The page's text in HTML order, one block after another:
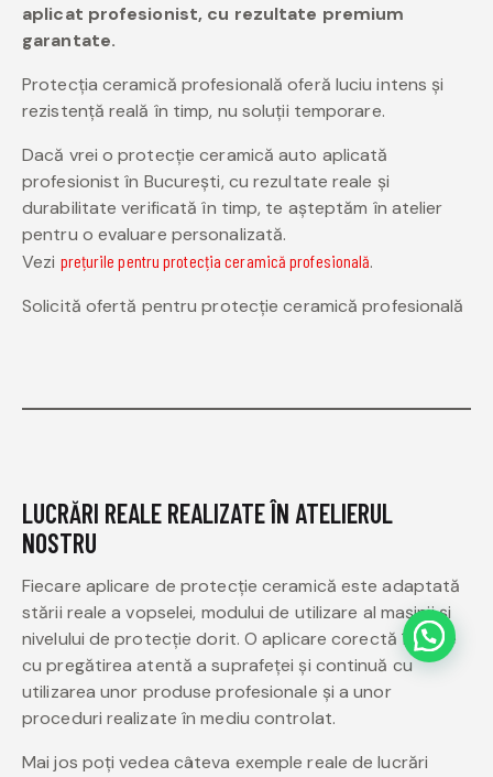
aplicat profesionist, cu rezultate premium
garantate.
Protecția ceramică profesională oferă luciu intens și
rezistență reală în timp, nu soluții temporare.
Dacă vrei o protecție ceramică auto aplicată
profesionist în București, cu rezultate reale și
durabilitate verificată în timp, te așteptăm în atelier
pentru o evaluare personalizată.
Vezi prețurile pentru protecția ceramică profesională.
Solicită ofertă pentru protecție ceramică profesională
LUCRĂRI REALE REALIZATE ÎN ATELIERUL
NOSTRU
Fiecare aplicare de protecție ceramică este adaptată
stării reale a vopselei, modului de utilizare al mașinii și
nivelului de protecție dorit. O aplicare corectă începe
cu pregătirea atentă a suprafeței și continuă cu
utilizarea unor produse profesionale și a unor
proceduri realizate în mediu controlat.
Mai jos poți vedea câteva exemple reale de lucrări